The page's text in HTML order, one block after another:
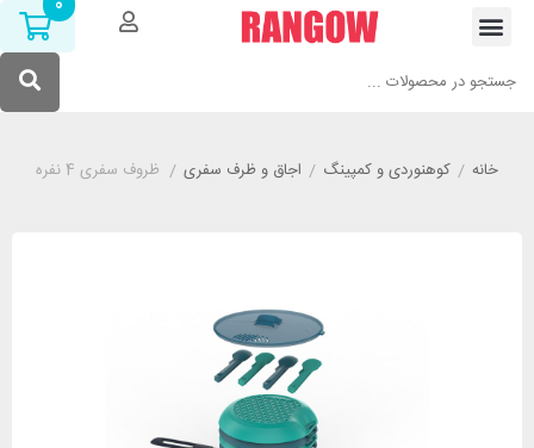
خانه/ کوهنوردی و کمپینگ/ اجاق و ظرف سفری/ ظروف سفری 4 نفره کچوا مدل QUECHUA MH100